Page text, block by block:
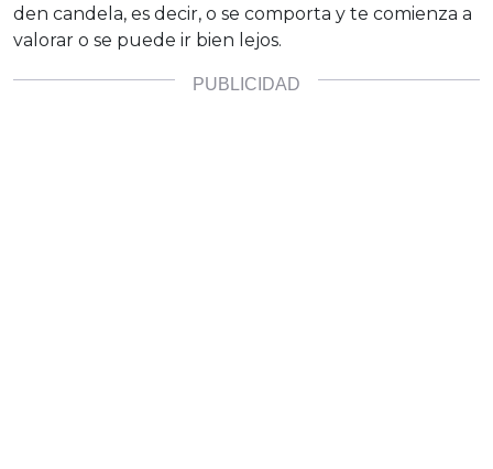
den candela, es decir, o se comporta y te comienza a
valorar o se puede ir bien lejos.